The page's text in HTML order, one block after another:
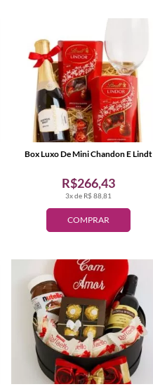
COMPRAR
3x de R$ 88,81
R$266,43
Box Luxo De Mini Chandon E Lindt